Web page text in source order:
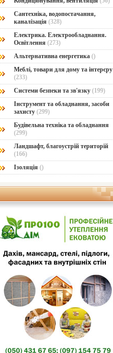
Сантехніка, водопостачання,
каналізація (328)
Електрика. Електрообладнання.
Освітлення (273)
Альтернативна енергетика ()
Меблі, товари для дому та інтерєру
(233)
Системи безпеки та зв'язку (199)
Інструмент та обладнання, засоби
захисту (299)
Будівельна техніка та обладнання
(299)
Ландшафт, благоустрій територій
(166)
Ізоляція ()